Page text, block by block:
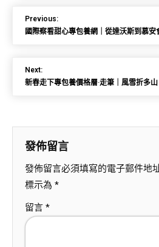
Previous:
國際察看甜心專包養網｜從達沃斯到慕安
Next:
新春走下專包養價格層·走筆｜風雪折多山
發佈留言
發佈留言必須填寫的電子郵件地
標示為 *
留言 *